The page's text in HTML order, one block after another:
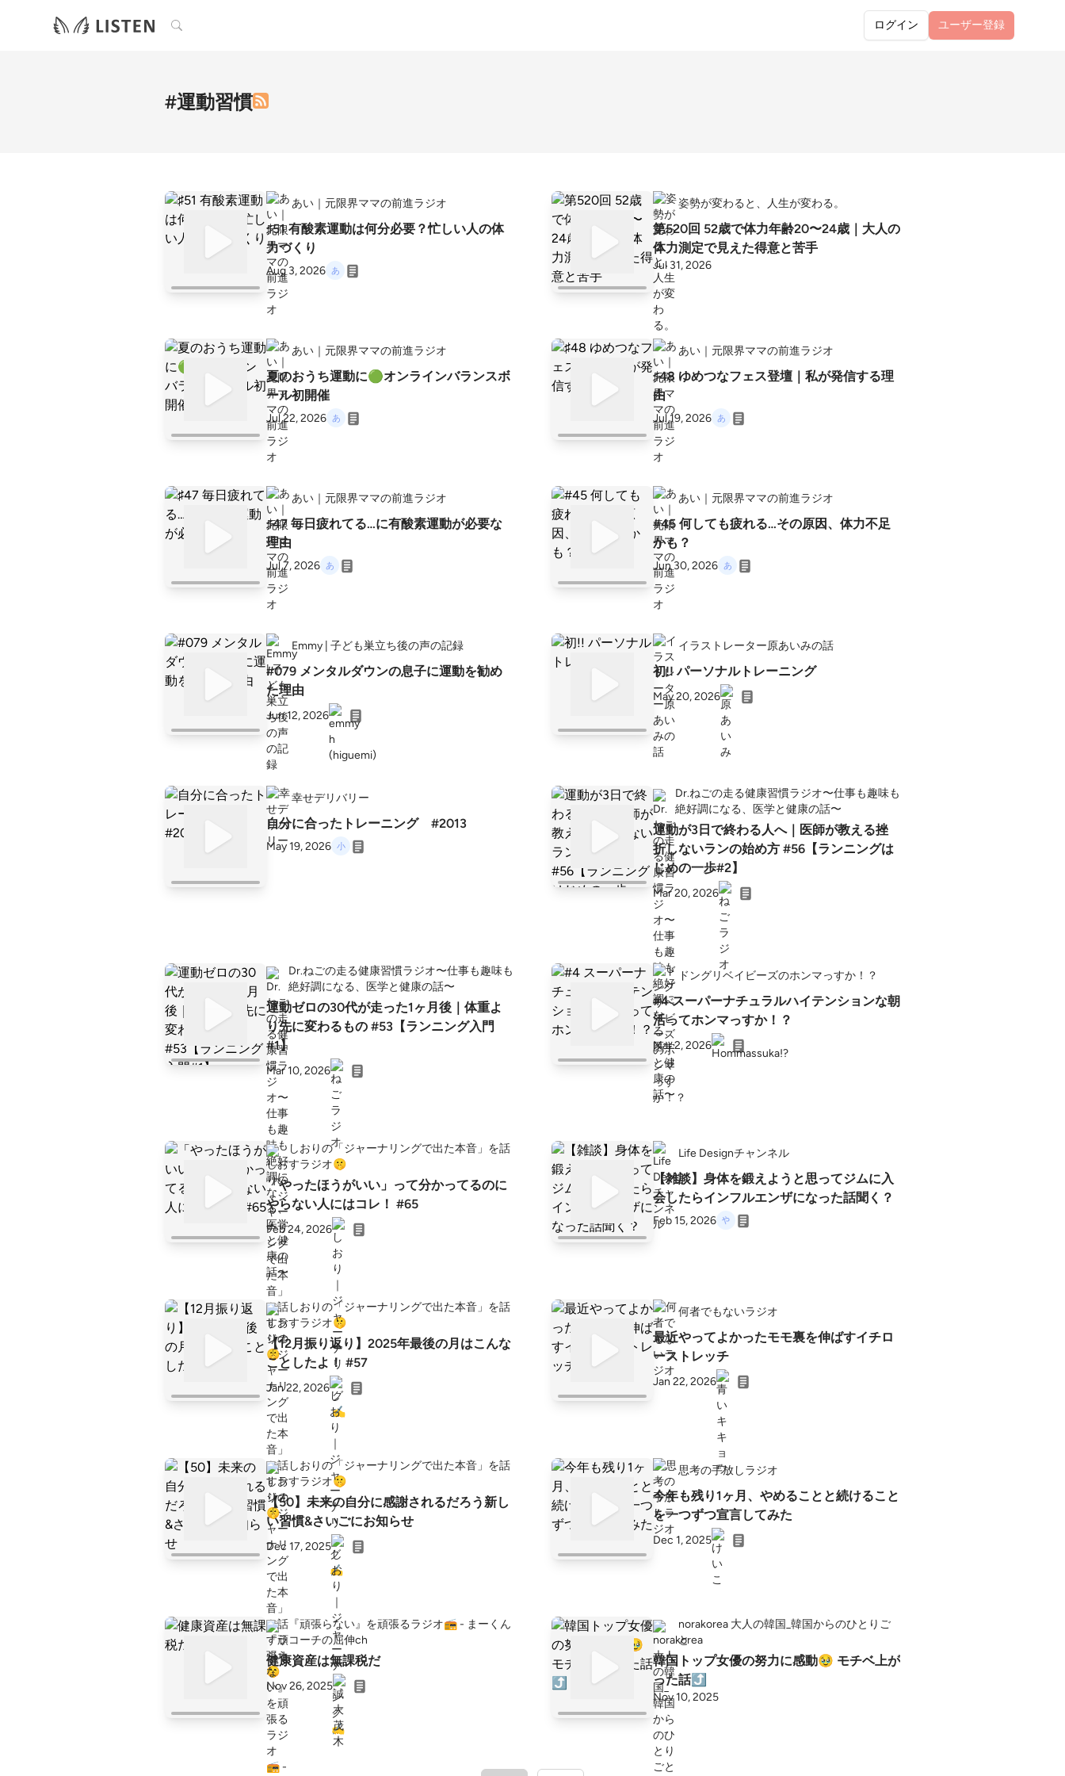
検索 ログイン ユーザー登録
#運動習慣
あい｜元限界ママの前進ラジオ
♯51 有酸素運動は何分必要？忙しい人の体
力づくり
Aug 3, 2026
姿勢が変わると、人生が変わる。
第520回 52歳で体力年齢20〜24歳｜大人の
体力測定で見えた得意と苦手
Jul 31, 2026
あい｜元限界ママの前進ラジオ
夏のおうち運動に🟢オンラインバランスボ
ール初開催
Jul 22, 2026
あい｜元限界ママの前進ラジオ
♯48 ゆめつなフェス登壇｜私が発信する理
由
Jul 19, 2026
あい｜元限界ママの前進ラジオ
♯47 毎日疲れてる…に有酸素運動が必要な
理由
Jul 7, 2026
あい｜元限界ママの前進ラジオ
#45 何しても疲れる…その原因、体力不足
かも？
Jun 30, 2026
Emmy | 子ども巣立ち後の声の記録
#079 メンタルダウンの息子に運動を勧め
た理由
Jun 12, 2026
イラストレーター原あいみの話
初!! パーソナルトレーニング
May 20, 2026
幸せデリバリー
自分に合ったトレーニング #2013
May 19, 2026
Dr.ねごの走る健康習慣ラジオ〜仕事も趣味も
絶好調になる、医学と健康の話〜
運動が3日で終わる人へ｜医師が教える挫
折しないランの始め方 #56【ランニングは
じめの一歩#2】
Mar 20, 2026
Dr.ねごの走る健康習慣ラジオ〜仕事も趣味も
絶好調になる、医学と健康の話〜
運動ゼロの30代が走った1ヶ月後｜体重よ
り先に変わるもの #53【ランニング入門
#1】
Mar 10, 2026
ドングリベイビーズのホンマっすか！？
#4 スーパーナチュラルハイテンションな朝
活ってホンマっすか！？
Mar 2, 2026
しおりの「ジャーナリングで出た本音」を話
すラジオ🤫
「やったほうがいい」って分かってるのに
やらない人にはコレ！ #65
Feb 24, 2026
Life Designチャンネル
【雑談】身体を鍛えようと思ってジムに入
会したらインフルエンザになった話聞く？
Feb 15, 2026
しおりの「ジャーナリングで出た本音」を話
すラジオ🤫
【12月振り返り】2025年最後の月はこんな
ことしたよ！ #57
Jan 22, 2026
何者でもないラジオ
最近やってよかったモモ裏を伸ばすイチロ
ーストレッチ
Jan 22, 2026
しおりの「ジャーナリングで出た本音」を話
すラジオ🤫
【50】未来の自分に感謝されるだろう新し
い習慣&さいごにお知らせ
Dec 17, 2025
思考の手放しラジオ
今年も残り1ヶ月、やめることと続けること
を一つずつ宣言してみた
Dec 1, 2025
『頑張らない』を頑張るラジオ📻 - まーくん
コーチの屈伸ch
健康資産は無課税だ
Nov 26, 2025
norakorea 大人の韓国_韓国からのひとりご
と
韓国トップ女優の努力に感動🥹 モチベ上が
った話⤴️
Nov 10, 2025